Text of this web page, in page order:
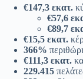
€147,3 εκατ.
€57,6
€89,7
€15,5 εκατ.
366%
€111,3 εκατ.
229.415